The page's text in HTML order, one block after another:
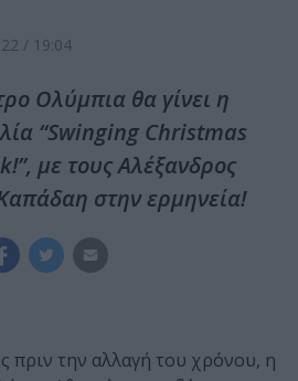
/ 19:04
Ολύμπια θα γίνει η
“Swinging Christmas
με τους Αλέξανδρος
στην ερμηνεία!
πριν την αλλαγή του χρόνου, η